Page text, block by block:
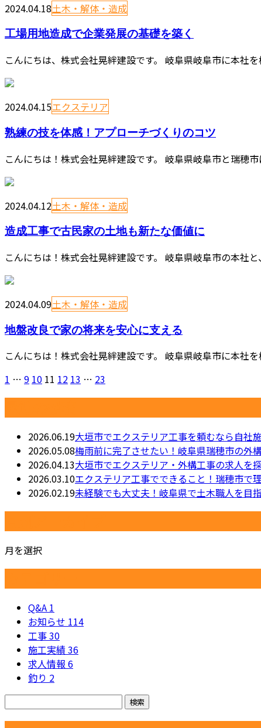
2024.04.18土木・解体・造成
工場用地造成で企業発展の基礎を築く
こんにちは、株式会社晃絆建設です。 岐阜県岐阜市に本社
2024.04.15エクステリア
熟練の技を体感！アプローチづくりのコツ
こんにちは！株式会社晃絆建設です。 岐阜県岐阜市と瑞穂
2024.04.12土木・解体・造成
造成工事で古民家の土地も新たな価値に
こんにちは！株式会社晃絆建設です。 岐阜県岐阜市の本社
2024.04.09土木・解体・造成
地盤改良で家の将来を安心に支える
こんにちは！株式会社晃絆建設です。 岐阜県岐阜市に本社
1 … 9 10 11 12 13 … 23
2026.06.19大垣市でエクステリア工事を頼むなら自社
2026.05.08梅雨前に完了させたい！岐阜県瑞穂市の外
2026.04.13大垣市でエクステリア・外構工事の求人を
2026.03.10エクステリア工事でできること！瑞穂市で
2026.02.19未経験でも大丈夫！岐阜県で土木職人を目
月を選択
Q&A 1
お知らせ 114
工事30
施工実績36
求人情報 6
釣り 2